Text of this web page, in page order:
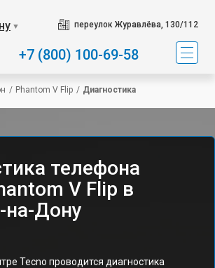
▼ переулок Журавлёва, 130/112
+7 (800) 100-69-58
/ Phantom V Flip / Диагностика
телефона
V Flip в
на-Дону
Tecno проводится диагностика